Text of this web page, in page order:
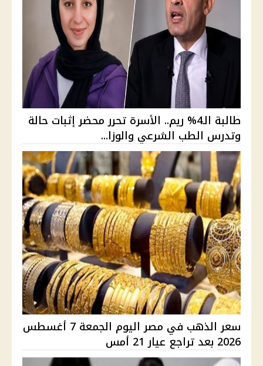
طالبة الـ4% ريم.. الأسرة تحرر محضر إثبات حالة
وتدرس الطب الشرعي والوزا...
سعر الذهب في مصر اليوم الجمعة 7 أغسطس
2026 بعد تراجع عيار 21 أمس